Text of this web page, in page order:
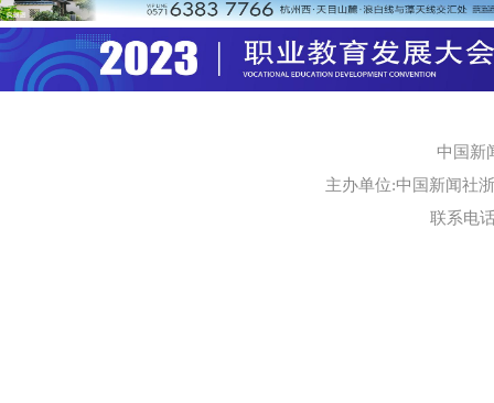
中国新
主办单位:中国新闻社
联系电